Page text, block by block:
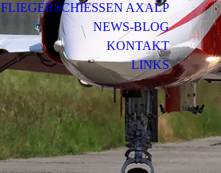
FLIEGERSCHIESSEN AXALP
NEWS-BLOG
KONTAKT
LINKS